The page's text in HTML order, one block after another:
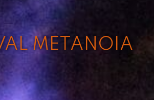
METANOIA